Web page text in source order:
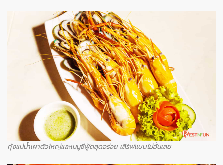
กุ้งแม่น้ำเผาตัวใหญ่และเมนูซีฟู้ดสุดอร่อย เสิร์ฟแบบไม่อั้นเลย